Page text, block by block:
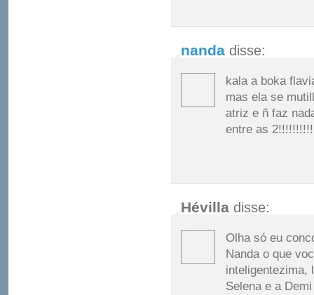
nanda disse:
kala a boka
mas ela se
atriz e ñ faz
entre as
Hévilla disse:
Olha só eu
Nanda o que
inteligentezima,
Selena e a